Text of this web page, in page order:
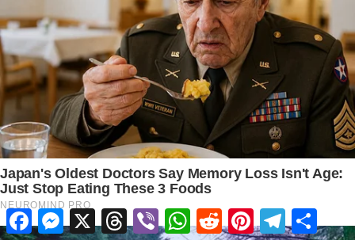
FacebookMessenger
X ThreadsViber WhatsApp
RedditPinterestTelegram